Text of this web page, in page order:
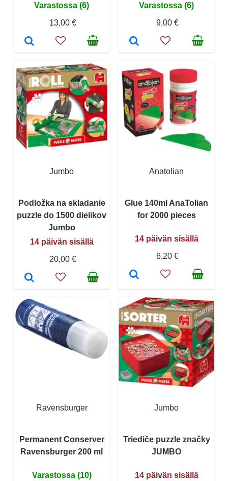
Varastossa (6)
13,00 €
Varastossa (6)
9,00 €
Jumbo
Podložka na skladanie
puzzle do 1500 dielikov
Jumbo
14 päivän sisällä
20,00 €
Anatolian
Glue 140ml AnaTolian
for 2000 pieces
14 päivän sisällä
6,20 €
Ravensburger
Permanent Conserver
Ravensburger 200 ml
Varastossa (10)
Jumbo
Triediče puzzle značky
JUMBO
14 päivän sisällä